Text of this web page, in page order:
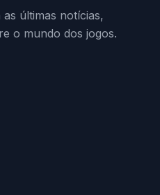
últimas notícias,
o mundo dos jogos.